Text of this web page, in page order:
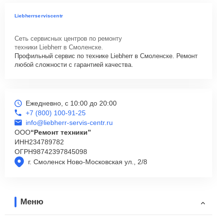
Liebherrserviscentr
Сеть сервисных центров по ремонту
техники Liebherr в Смоленске.
Профильный сервис по технике Liebherr в Смоленске. Ремонт
любой сложности с гарантией качества.
г. Смоленск Ново-Московская ул., 2/8
Ежедневно, с 10:00 до 20:00
+7 (800) 100-91-25
info@liebherr-servis-centr.ru
ООО“Ремонт техники”
ИНН234789782
ОГРН98742397845098
Меню